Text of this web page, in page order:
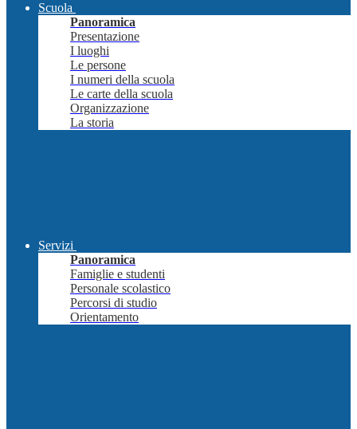
Scuola
Panoramica
Presentazione
I luoghi
Le persone
I numeri della scuola
Le carte della scuola
Organizzazione
La storia
Servizi
Panoramica
Famiglie e studenti
Personale scolastico
Percorsi di studio
Orientamento